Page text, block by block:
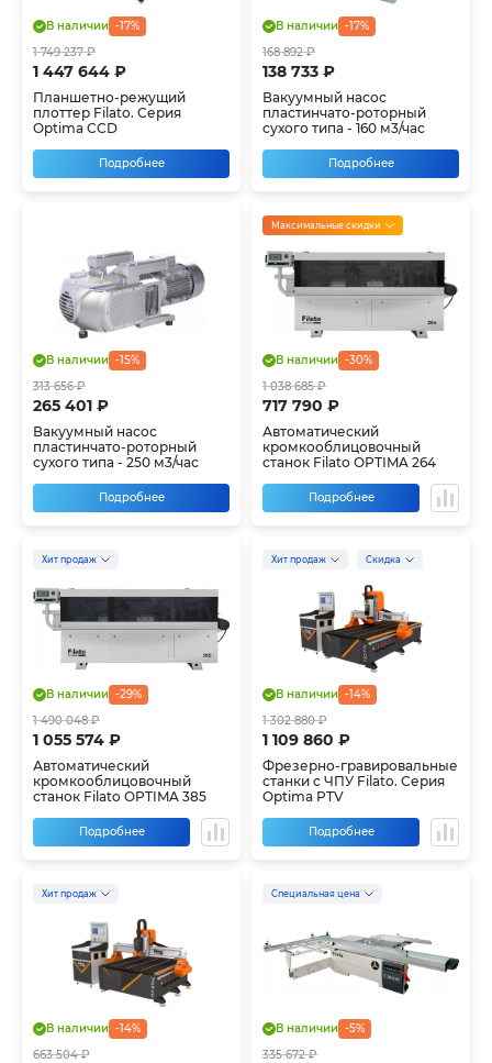
-17%
В наличии
1 447 644 ₽
1 749 237 ₽
Планшетно-режущий
плоттер Filato. Серия
Optima CCD
Подробнее
-17%
В наличии
138 733 ₽
168 892 ₽
Вакуумный насос
пластинчато-роторный
сухого типа - 160 м3/час
Подробнее
-15%
В наличии
265 401 ₽
313 656 ₽
Вакуумный насос
пластинчато-роторный
сухого типа - 250 м3/час
Подробнее
Максимальные скидки
-30%
В наличии
717 790 ₽
1 038 685 ₽
Автоматический
кромкооблицовочный
станок Filato OPTIMA 264
Подробнее
Хит продаж
-29%
В наличии
1 055 574 ₽
1 490 048 ₽
Автоматический
кромкооблицовочный
станок Filato OPTIMA 385
Подробнее
Хит продаж Скидка
-14%
В наличии
1 109 860 ₽
1 302 880 ₽
Фрезерно-гравировальные
станки с ЧПУ Filato. Серия
Optima PTV
Подробнее
Хит продаж
-14%
В наличии
663 504 ₽
Специальная цена
-5%
В наличии
335 672 ₽